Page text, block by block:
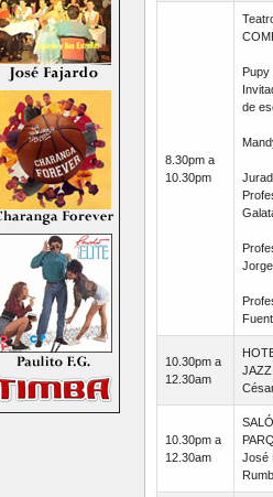
8.30pm a
10.30pm
Pupy
de
10.30pm a
12.30am
JAZZ
10.30pm a
12.30am
José